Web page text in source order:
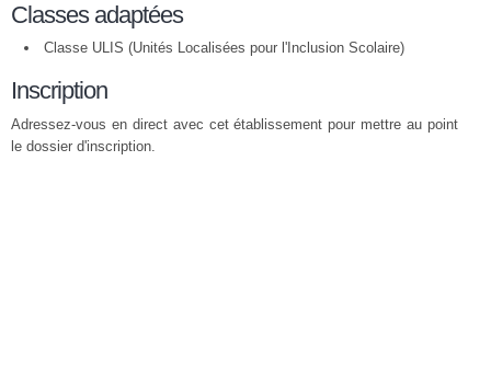
Classes adaptées
Classe ULIS (Unités Localisées pour l'Inclusion Scolaire)
Inscription
Adressez-vous en direct avec cet établissement pour mettre au point
le dossier d'inscription.